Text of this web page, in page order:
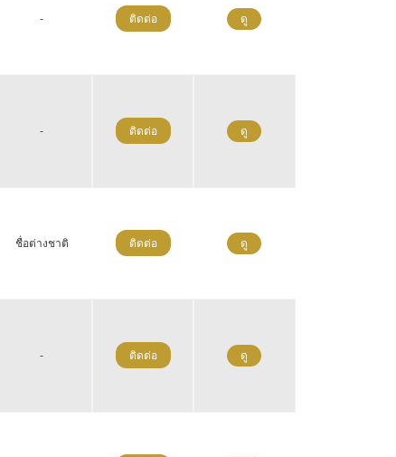
- ติดต่อ ดู
- ติดต่อ ดู
ชื่อต่างชาติ ติดต่อ ดู
- ติดต่อ ดู